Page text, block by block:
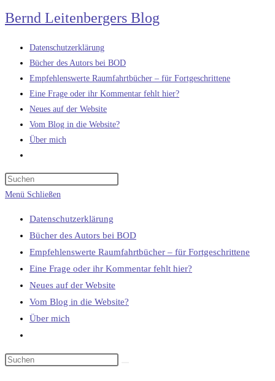
Zum
Inhalt
springen
Bernd Leitenbergers Blog
Datenschutzerklärung
Bücher des Autors bei BOD
Empfehlenswerte Raumfahrtbücher – für Fortgeschrittene
Eine Frage oder ihr Kommentar fehlt hier?
Neues auf der Website
Vom Blog in die Website?
Über mich
umschalten
Menü Schließen
Datenschutzerklärung
Bücher des Autors bei BOD
Empfehlenswerte Raumfahrtbücher – für Fortgeschrittene
Eine Frage oder ihr Kommentar fehlt hier?
Neues auf der Website
Vom Blog in die Website?
Über mich
umschalten